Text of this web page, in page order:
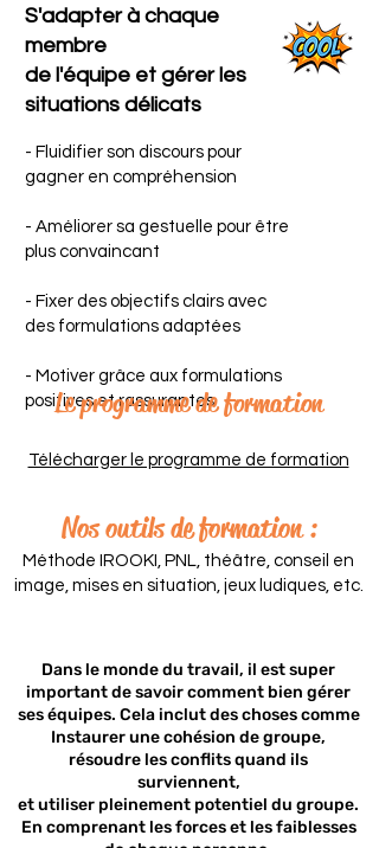
S'adapter à chaque
membre
de l'équipe et gérer les
situations délicats
- Fluidifier son discours pour
gagner en compréhension
- Améliorer sa gestuelle pour être
plus convaincant
- Fixer des objectifs clairs avec
des formulations adaptées
- Motiver grâce aux formulations
positives et rassurantes
Le programme de formation
Télécharger le programme de formation
Nos outils de formation :
Méthode IROOKI, PNL, théâtre, conseil en
image, mises en situation, jeux ludiques, etc.
Dans le monde du travail, il est super
important de savoir comment bien gérer
ses équipes. Cela inclut des choses comme
Instaurer une cohésion de groupe,
résoudre les conflits quand ils
surviennent,
et utiliser pleinement potentiel du groupe.
En comprenant les forces et les faiblesses